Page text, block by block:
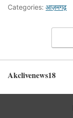
Categories: आज़मगढ़
Akclivenews18